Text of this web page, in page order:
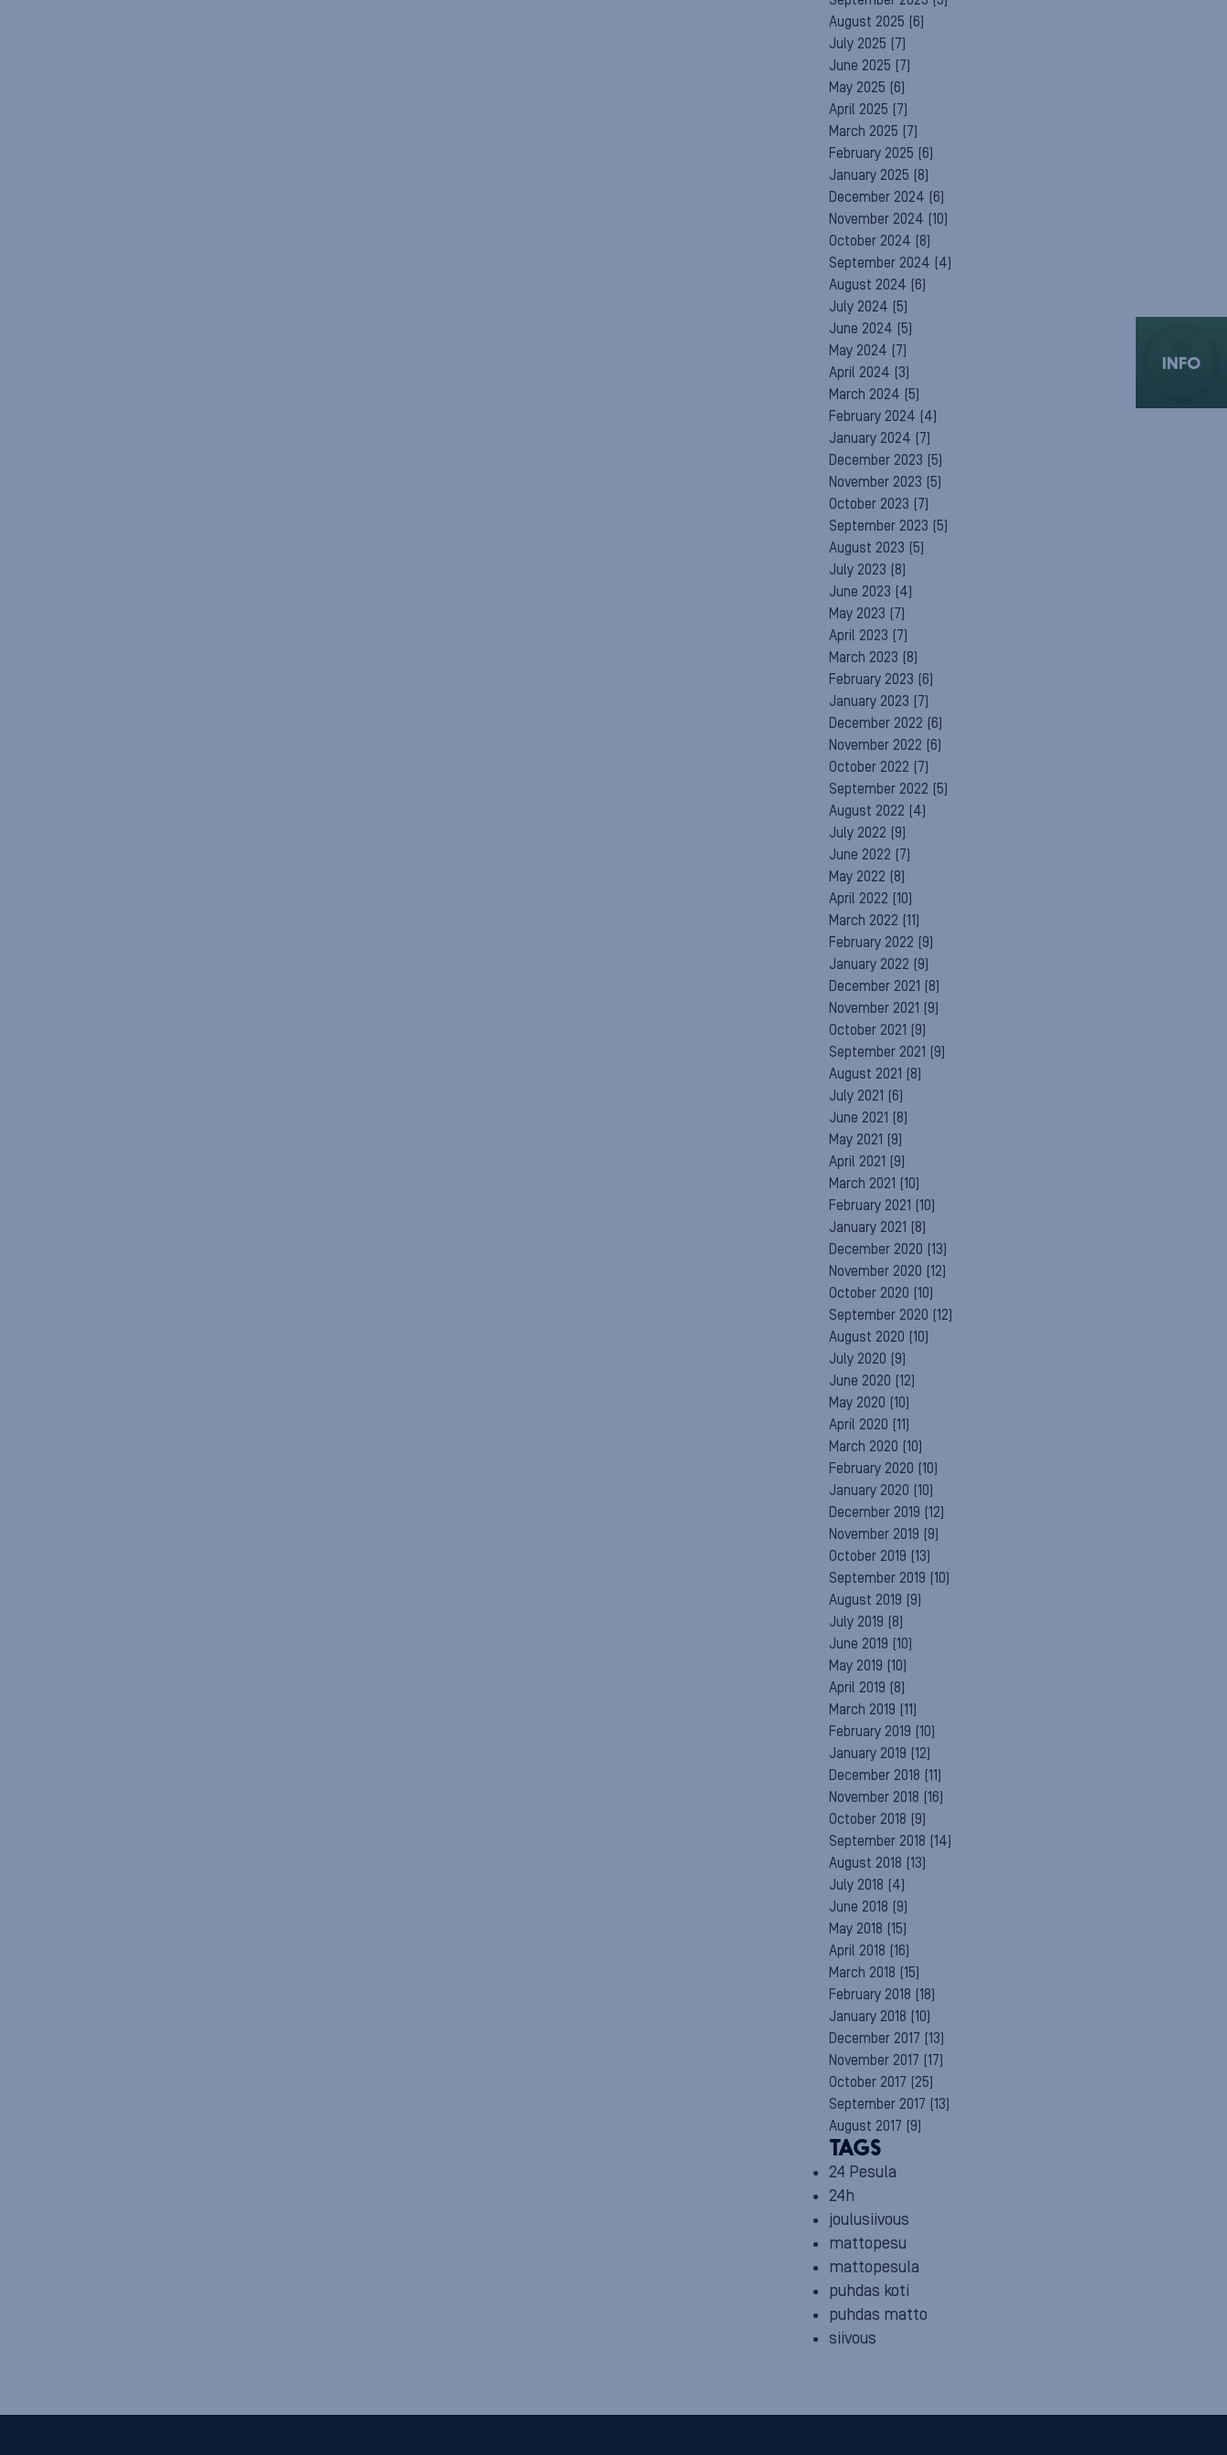
August 2025 (6)
July 2025 (7)
June 2025 (7)
May 2025 (6)
April 2025 (7)
March 2025 (7)
February 2025 (6)
January 2025 (8)
December 2024 (6)
November 2024 (10)
October 2024 (8)
September 2024 (4)
August 2024 (6)
July 2024 (5)
June 2024 (5)
May 2024 (7)
April 2024 (3)
March 2024 (5)
February 2024 (4)
January 2024 (7)
December 2023 (5)
November 2023 (5)
October 2023 (7)
September 2023 (5)
August 2023 (5)
July 2023 (8)
June 2023 (4)
May 2023 (7)
April 2023 (7)
March 2023 (8)
February 2023 (6)
January 2023 (7)
December 2022 (6)
November 2022 (6)
October 2022 (7)
September 2022 (5)
August 2022 (4)
July 2022 (9)
June 2022 (7)
May 2022 (8)
April 2022 (10)
March 2022 (11)
February 2022 (9)
January 2022 (9)
December 2021 (8)
November 2021 (9)
October 2021 (9)
September 2021 (9)
August 2021 (8)
July 2021 (6)
June 2021 (8)
May 2021 (9)
April 2021 (9)
March 2021 (10)
February 2021 (10)
January 2021 (8)
December 2020 (13)
November 2020 (12)
October 2020 (10)
September 2020 (12)
August 2020 (10)
July 2020 (9)
June 2020 (12)
May 2020 (10)
April 2020 (11)
March 2020 (10)
February 2020 (10)
January 2020 (10)
December 2019 (12)
November 2019 (9)
October 2019 (13)
September 2019 (10)
August 2019 (9)
July 2019 (8)
June 2019 (10)
May 2019 (10)
April 2019 (8)
March 2019 (11)
February 2019 (10)
January 2019 (12)
December 2018 (11)
November 2018 (16)
October 2018 (9)
September 2018 (14)
August 2018 (13)
July 2018 (4)
June 2018 (9)
May 2018 (15)
April 2018 (16)
March 2018 (15)
February 2018 (18)
January 2018 (10)
December 2017 (13)
November 2017 (17)
October 2017 (25)
September 2017 (13)
August 2017 (9)
TAGS
24 Pesula
24h
joulusiivous
mattopesu
mattopesula
puhdas koti
puhdas matto
siivous
INFO